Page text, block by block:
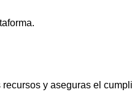
y aseguras el